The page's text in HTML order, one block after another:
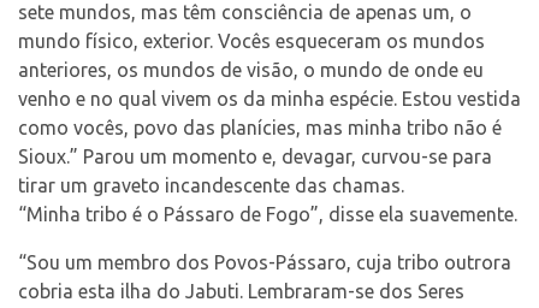
sete mundos, mas têm consciência de apenas um, o
mundo físico, exterior. Vocês esqueceram os mundos
anteriores, os mundos de visão, o mundo de onde eu
venho e no qual vivem os da minha espécie. Estou vestida
como vocês, povo das planícies, mas minha tribo não é
Sioux.” Parou um momento e, devagar, curvou-se para
tirar um graveto incandescente das chamas.
“Minha tribo é o Pássaro de Fogo”, disse ela suavemente.
“Sou um membro dos Povos-Pássaro, cuja tribo outrora
cobria esta ilha do Jabuti. Lembraram-se dos Seres